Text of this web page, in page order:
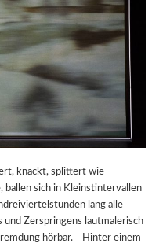
knackt, splittert wie
ballen sich in Kleinstintervallen
lang alle
und Zerspringens lautmalerisch
hörbar. Hinter einem